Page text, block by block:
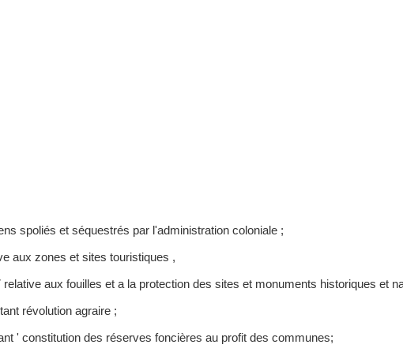
spoliés et séquestrés par l'administration coloniale ;
aux zones et sites touristiques ,
aux fouilles et a la protection des sites et monuments historiques et
révolution agraire ;
' constitution des réserves foncières au profit des communes;